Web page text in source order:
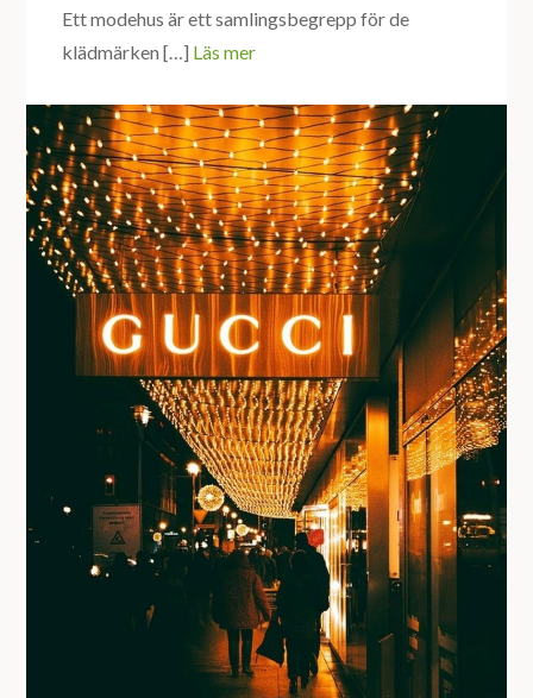
Ett modehus är ett samlingsbegrepp för de
klädmärken […] Läs mer